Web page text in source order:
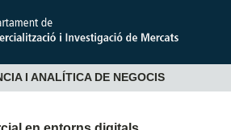
I ANALÍTICA DE NEGOCIS